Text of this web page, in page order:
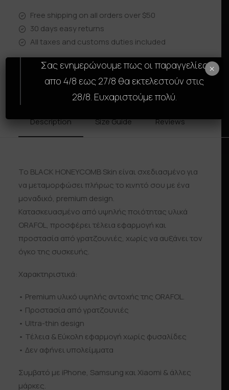
Free shipping on all orders over $50
30 days easy returns
All taxes and customs duties included
Description Size Guide Reviews
Το BLACK HONEYCOMB Skin είναι σχεδιασμένο για
να μεταμορφώσει πλήρως το κινητό σου με ένα
μοναδικό, premium design.
Κατασκευασμένο από υψηλής ποιότητας υλικά
ORAFOL, προσφέρει τέλεια εφαρμογή και
προστασία από γρατζουνιές, χωρίς να αυξάνει τον
όγκο της συσκευής.
Χαρακτηριστικά:
• Premium υλικό υψηλής αντοχής της ORAFOL.
• Προστασία από γρατζουνιές
• Ultra-thin design
• Τέλεια & Εύκολη εφαρμογή χωρίς φυσαλίδες
• Δεν αφήνει υπολείμματα
Συμβατό με iPhone, Samsung και Xiaomi & άλλες
μάρκες.
Σας ενημερώνουμε πως οι παραγγελίες
απο 4/8 εως 27/8 θα εκτελεστούν στις
28/8. Ευχαριστούμε πολύ.
×